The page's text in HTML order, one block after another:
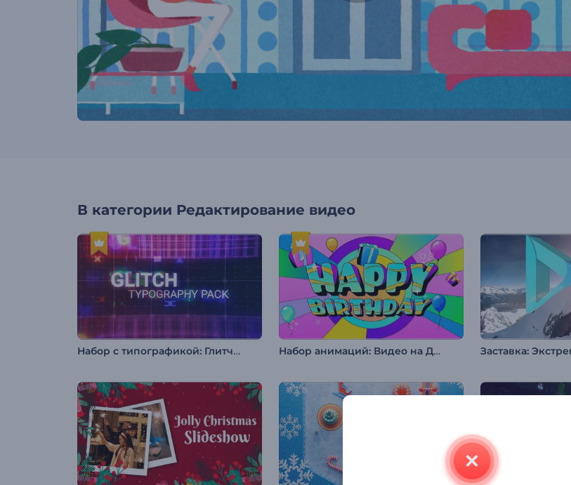
В категории Редактирование видео
Набор с типографикой: Глитч-эффект Набор анимаций: Видео на День Рождения